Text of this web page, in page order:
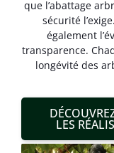
que l’abattage
sécurité
également
transparence.
longévité des
LES